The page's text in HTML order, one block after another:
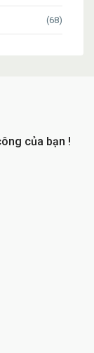
(68)
của bạn !